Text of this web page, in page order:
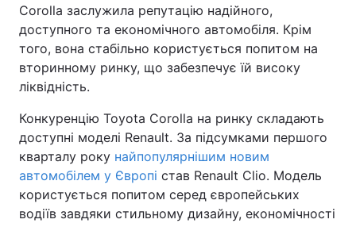
Corolla заслужила репутацію надійного,
доступного та економічного автомобіля. Крім
того, вона стабільно користується попитом на
вторинному ринку, що забезпечує їй високу
ліквідність.
Конкуренцію Toyota Corolla на ринку складають
доступні моделі Renault. За підсумками першого
кварталу року найпопулярнішим новим
автомобілем у Європі став Renault Clio. Модель
користується попитом серед європейських
водіїв завдяки стильному дизайну, економічності